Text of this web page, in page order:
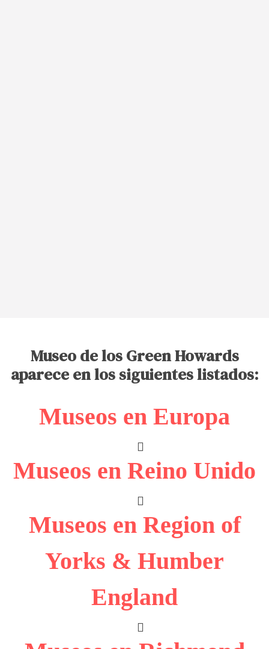
Museo de los Green Howards
aparece en los siguientes listados:
Museos en Europa
Museos en Reino Unido
Museos en Region of
Yorks & Humber
England